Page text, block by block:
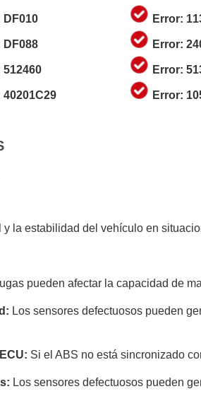
DF010
DF088
512460
40201C29
Error:
Error:
Error:
Error:
y la estabilidad del vehículo en
pueden afectar la capacidad de
Los sensores defectuosos pueden
Si el ABS no está sincronizado
Los sensores defectuosos pueden